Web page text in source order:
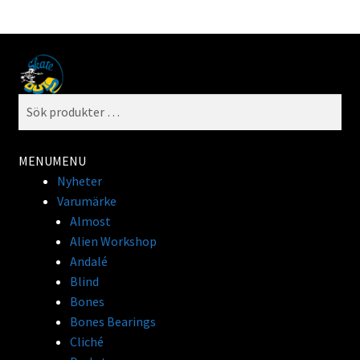
Hoppa
till
Hoppa
till
ö
MENUMENU
Nyheter
Varumärke
Almost
Alien Workshop
Andalé
Blind
Bones
Bones Bearings
Cliché